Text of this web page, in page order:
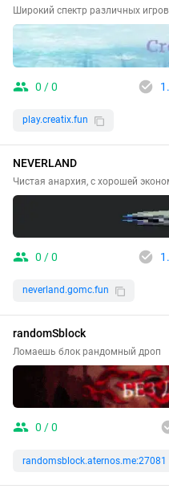
Широкий спектр различных
0 / 0
play.creatix.fun
NEVERLAND
Чистая анархия, с хорошей
0 / 0
neverland.gomc.fun
randomSblock
Ломаешь блок рандомный дроп
0 / 0
randomsblock.aternos.me:27081